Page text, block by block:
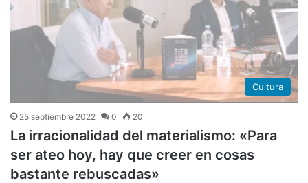
Cultura
25 septiembre 2022 0 20
La irracionalidad del materialismo: «Para
ser ateo hoy, hay que creer en cosas
bastante rebuscadas»